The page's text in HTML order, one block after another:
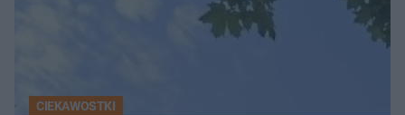
CIEKAWOSTKI